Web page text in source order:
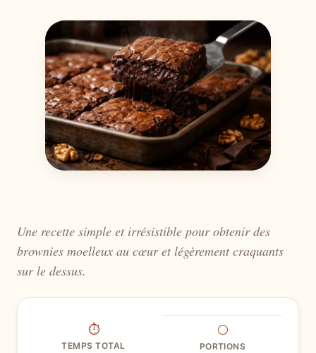
Une recette simple et irrésistible pour obtenir des
brownies moelleux au cœur et légèrement craquants
sur le dessus.
⏱
TEMPS TOTAL
⚪
PORTIONS